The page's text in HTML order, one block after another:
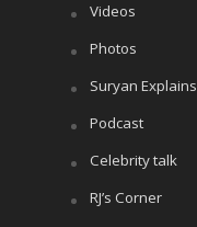
Videos
Photos
Suryan Explains
Podcast
Celebrity talk
RJ’s Corner